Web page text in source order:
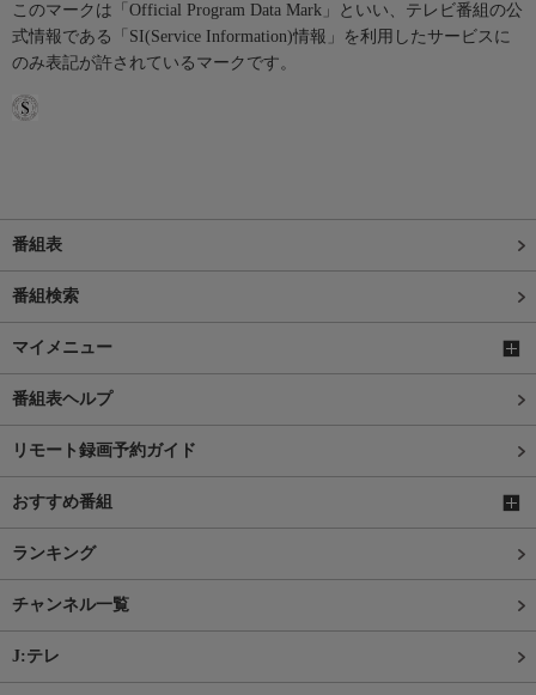
このマークは「Official Program Data Mark」といい、テレビ番組の公
式情報である「SI(Service Information)情報」を利用したサービスに
のみ表記が許されているマークです。
番組表
番組検索
マイメニュー
番組表ヘルプ
リモート録画予約ガイド
おすすめ番組
ランキング
チャンネル一覧
J:テレ